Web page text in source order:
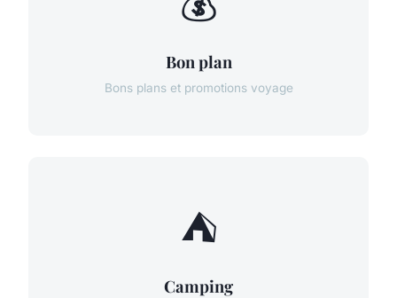
Bon plan
Bons plans et promotions voyage
⛺
Camping